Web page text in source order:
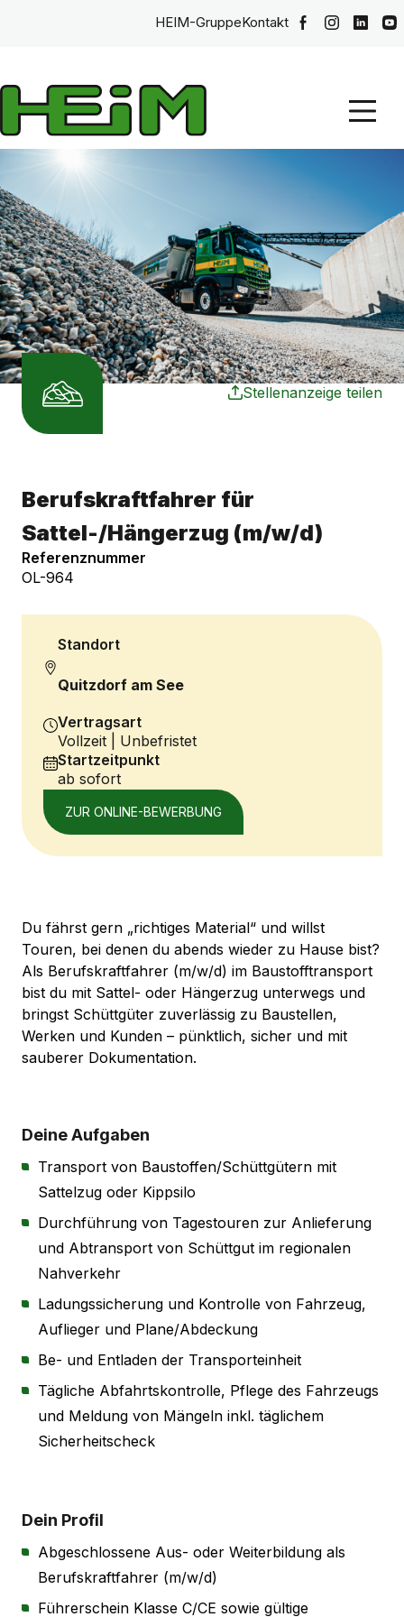
HEIM-GruppeKontakt
Stellenanzeige teilen
Berufskraftfahrer für
Sattel-/Hängerzug (m/w/d)
Referenznummer
OL-964
Standort
Quitzdorf am See
Vertragsart
Vollzeit | Unbefristet
Startzeitpunkt
ab sofort
ZUR ONLINE-BEWERBUNG
Du fährst gern „richtiges Material“ und willst
Touren, bei denen du abends wieder zu Hause bist?
Als Berufskraftfahrer (m/w/d) im Baustofftransport
bist du mit Sattel- oder Hängerzug unterwegs und
bringst Schüttgüter zuverlässig zu Baustellen,
Werken und Kunden – pünktlich, sicher und mit
sauberer Dokumentation.
Deine Aufgaben
Transport von Baustoffen/Schüttgütern mit
Sattelzug oder Kippsilo
Durchführung von Tagestouren zur Anlieferung
und Abtransport von Schüttgut im regionalen
Nahverkehr
Ladungssicherung und Kontrolle von Fahrzeug,
Auflieger und Plane/Abdeckung
Be- und Entladen der Transporteinheit
Tägliche Abfahrtskontrolle, Pflege des Fahrzeugs
und Meldung von Mängeln inkl. täglichem
Sicherheitscheck
Dein Profil
Abgeschlossene Aus- oder Weiterbildung als
Berufskraftfahrer (m/w/d)
Führerschein Klasse C/CE sowie gültige